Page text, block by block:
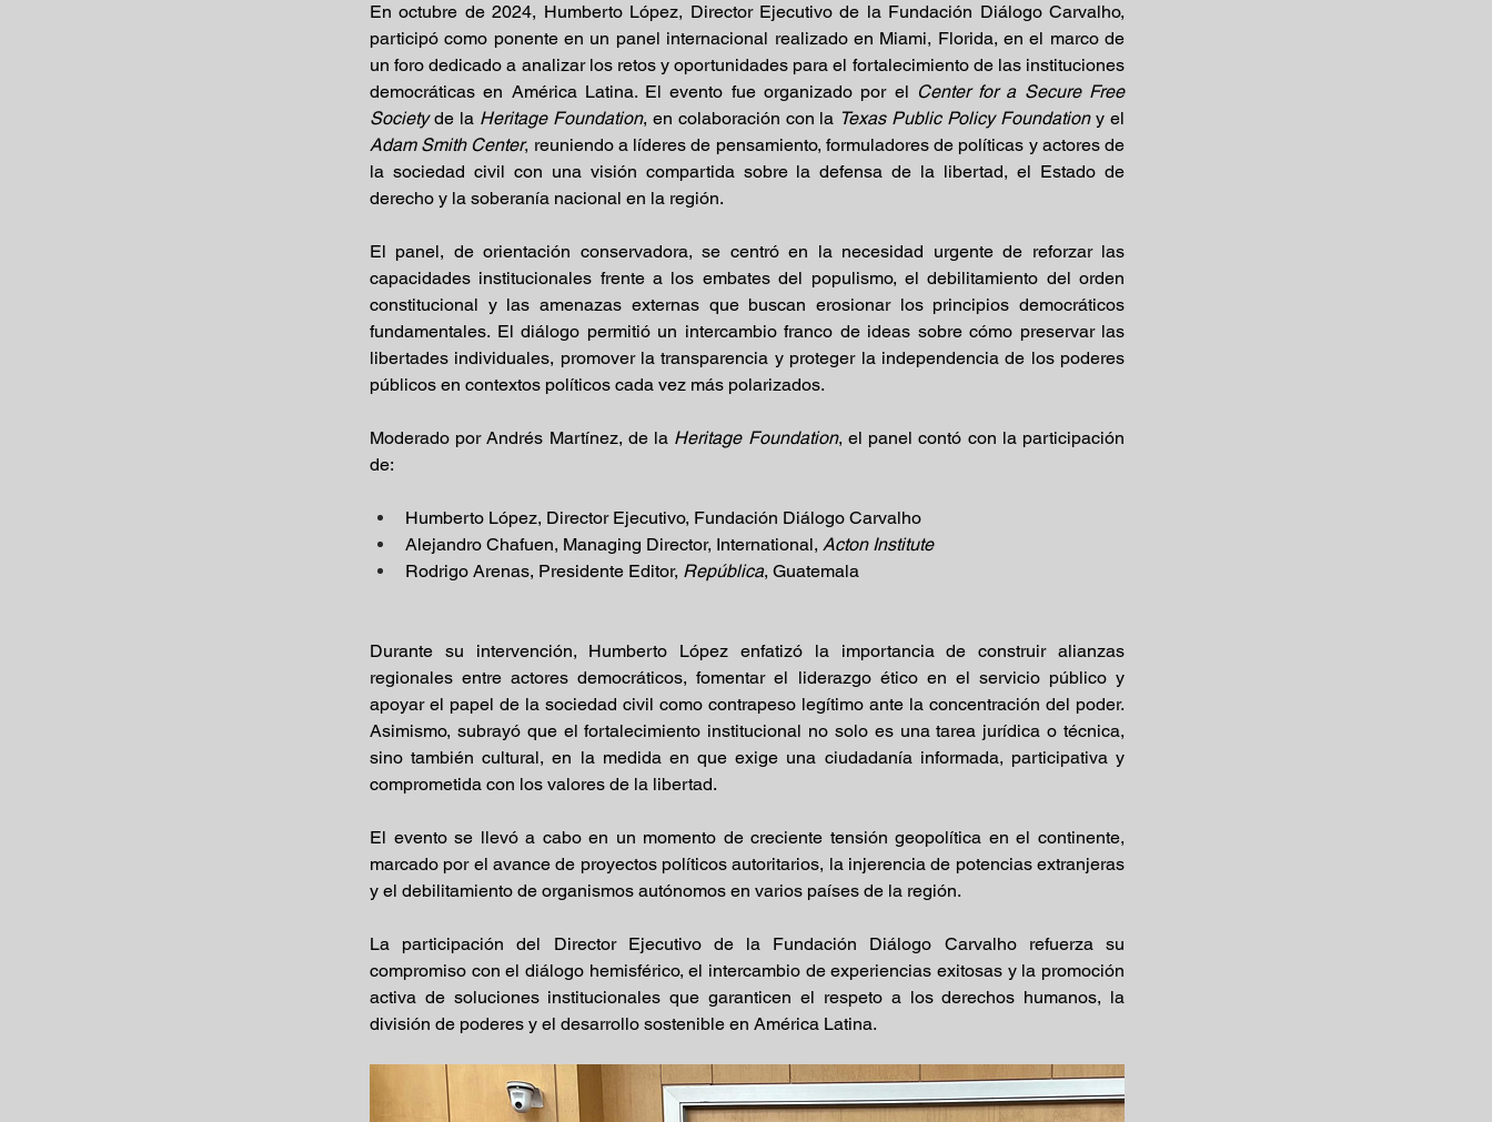
En octubre de 2024, Humberto López, Director Ejecutivo de la Fundación Diálogo Carvalho,
participó como ponente en un panel internacional realizado en Miami, Florida, en el marco de
un foro dedicado a analizar los retos y oportunidades para el fortalecimiento de las instituciones
democráticas en América Latina. El evento fue organizado por el Center for a Secure Free
Society de la Heritage Foundation, en colaboración con la Texas Public Policy Foundation
Adam Smith Center, reuniendo a líderes de pensamiento, formuladores de políticas y actores de
la sociedad civil con una visión compartida sobre la defensa de la libertad, el Estado de
derecho y la soberanía nacional en la región.
El panel, de orientación conservadora, se centró en la necesidad urgente de reforzar las
capacidades institucionales frente a los embates del populismo, el debilitamiento del orden
constitucional y las amenazas externas que buscan erosionar los principios democráticos
fundamentales. El diálogo permitió un intercambio franco de ideas sobre cómo preservar las
libertades individuales, promover la transparencia y proteger la independencia de los poderes
públicos en contextos políticos cada vez más polarizados.
Moderado por Andrés Martínez, de la Heritage Foundation, el panel contó con la participación
de:
Humberto López, Director Ejecutivo, Fundación Diálogo Carvalho
Alejandro Chafuen, Managing Director, International, Acton Institute
Rodrigo Arenas, Presidente Editor, República, Guatemala
Durante su intervención, Humberto López enfatizó la importancia de construir alianzas
regionales entre actores democráticos, fomentar el liderazgo ético en el servicio público y
apoyar el papel de la sociedad civil como contrapeso legítimo ante la concentración del poder.
Asimismo, subrayó que el fortalecimiento institucional no solo es una tarea jurídica o técnica,
sino también cultural, en la medida en que exige una ciudadanía informada, participativa y
comprometida con los valores de la libertad.
El evento se llevó a cabo en un momento de creciente tensión geopolítica en el continente,
marcado por el avance de proyectos políticos autoritarios, la injerencia de potencias extranjeras
y el debilitamiento de organismos autónomos en varios países de la región.
La participación del Director Ejecutivo de la Fundación Diálogo Carvalho refuerza su
compromiso con el diálogo hemisférico, el intercambio de experiencias exitosas y la promoción
activa de soluciones institucionales que garanticen el respeto a los derechos humanos, la
división de poderes y el desarrollo sostenible en América Latina.